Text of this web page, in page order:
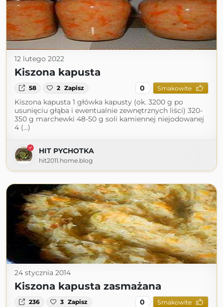
12 lutego 2022
Kiszona kapusta
58 2 Zapisz 0 Smakowite
Kiszona kapusta 1 główka kapusty (ok. 3200 g po
usunięciu głąba i ewentualnie zewnętrznych liści) 320-
350 g marchewki 48-50 g soli kamiennej niejodowanej
4 (...)
HIT PYCHOTKA
hit2011.home.blog
24 stycznia 2014
Kiszona kapusta zasmażana
236 3 Zapisz 0 Smakowite